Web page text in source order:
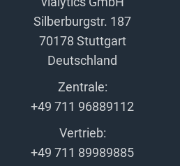
Silberburgstr. 187
70178 Stuttgart
Deutschland
Zentrale:
+49 711 96889112
Vertrieb:
+49 711 89989885